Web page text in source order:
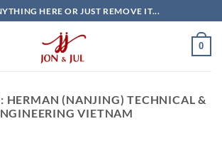
HERE OR JUST REMOVE IT...
0
HERMAN (NANJING) TECHNICAL &
VIETNAM